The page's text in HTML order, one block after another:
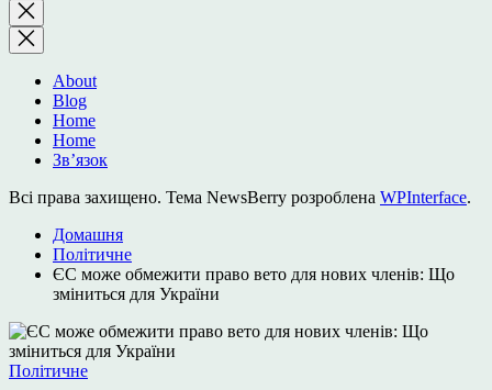
Закрити
пошук
About
Blog
Home
Home
Зв’язок
Всі права захищено. Тема NewsBerry розроблена WPInterface.
Домашня
Політичне
ЄС може обмежити право вето для нових членів: Що
зміниться для України
Опублікувати
Політичне